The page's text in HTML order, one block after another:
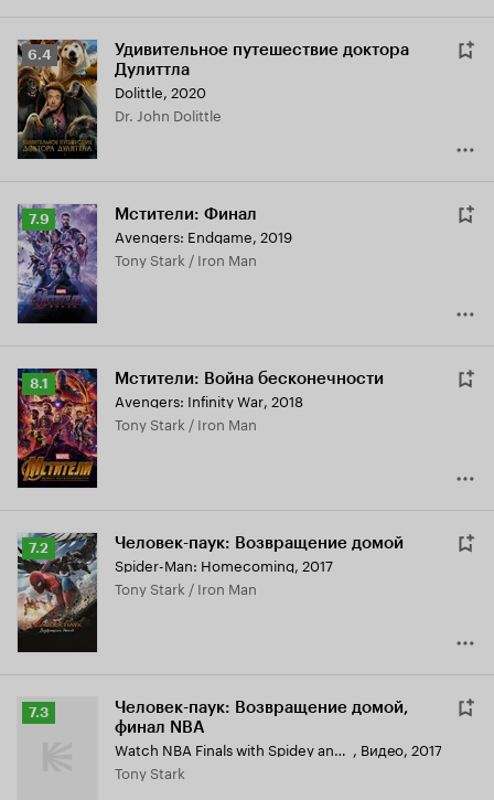
Рейтинг
Кинопоиска
6.4
6.4
Удивительное путешествие доктора
Дулиттла
Dolittle, 2020
Dr. John Dolittle
Рейтинг
Кинопоиска
7.9
7.9 Мстители: Финал
Avengers: Endgame, 2019
Tony Stark / Iron Man
Рейтинг
Кинопоиска
8.1
8.1 Мстители: Война бесконечности
Avengers: Infinity War, 2018
Tony Stark / Iron Man
Рейтинг
Кинопоиска
7.2
7.2 Человек-паук: Возвращение домой
Spider-Man: Homecoming, 2017
Tony Stark / Iron Man
Рейтинг
7.3
Человек-паук: Возвращение домой,
финал NBA
Watch NBA Finals with Spidey and Iron Man , Видео, 2017
Tony Stark